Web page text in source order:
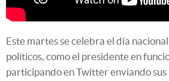
Este martes se celebra el día
políticos, como el presidente en
participando en Twitter enviando sus